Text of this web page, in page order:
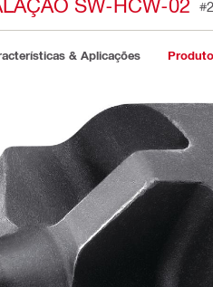
& Aplicações